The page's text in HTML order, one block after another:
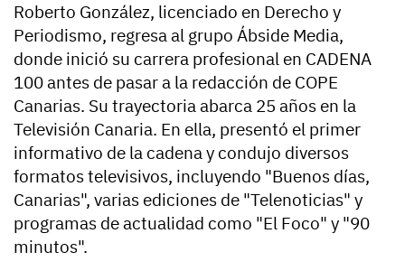
Roberto González, licenciado en Derecho y
Periodismo, regresa al grupo Ábside Media,
donde inició su carrera profesional en CADENA
100 antes de pasar a la redacción de COPE
Canarias. Su trayectoria abarca 25 años en la
Televisión Canaria. En ella, presentó el primer
informativo de la cadena y condujo diversos
formatos televisivos, incluyendo "Buenos días,
Canarias", varias ediciones de "Telenoticias" y
programas de actualidad como "El Foco" y "90
minutos".